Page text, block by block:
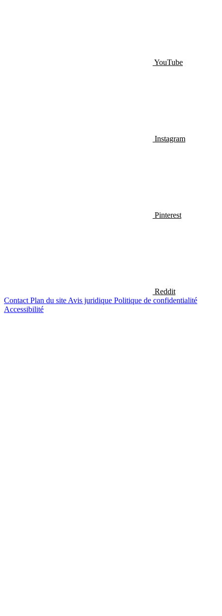
YouTube
Instagram
Pinterest
Reddit
Contact Plan du site Avis juridique Politique de confidentialité
Accessibilité